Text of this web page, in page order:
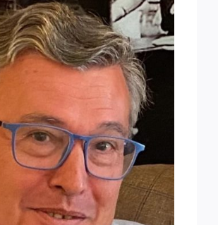
EN RECUERDO DE
LÓPEZ DE LA
RIVA